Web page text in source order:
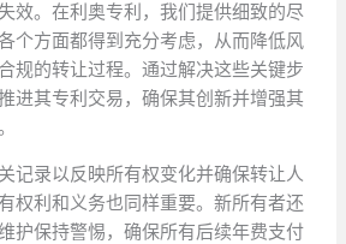
效。在利奥专利，我们提供细致的尽
个方面都得到充分考虑，从而降低风
规的转让过程。通过解决这些关键步
进其专利交易，确保其创新并增强其
记录以反映所有权变化并确保转让人
权利和义务也同样重要。新所有者还
护保持警惕，确保所有后续年费支付